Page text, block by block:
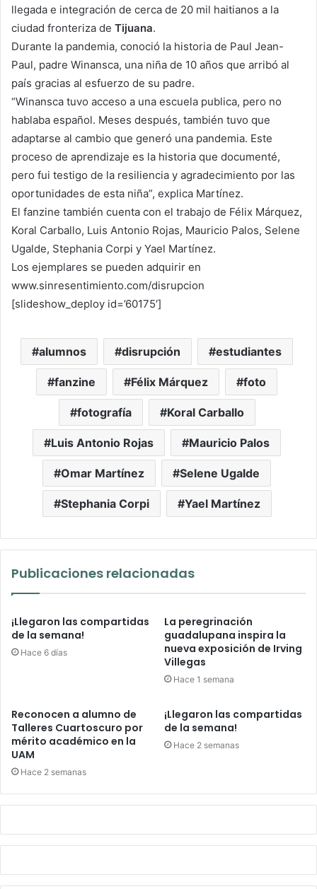
llegada e integración de cerca de 20 mil haitianos a la
ciudad fronteriza de Tijuana.
Durante la pandemia, conoció la historia de Paul Jean-
Paul, padre Winansca, una niña de 10 años que arribó al
país gracias al esfuerzo de su padre.
“Winansca tuvo acceso a una escuela publica, pero no
hablaba español. Meses después, también tuvo que
adaptarse al cambio que generó una pandemia. Este
proceso de aprendizaje es la historia que documenté,
pero fui testigo de la resiliencia y agradecimiento por las
oportunidades de esta niña”, explica Martínez.
El fanzine también cuenta con el trabajo de Félix Márquez,
Koral Carballo, Luis Antonio Rojas, Mauricio Palos, Selene
Ugalde, Stephania Corpi y Yael Martínez.
Los ejemplares se pueden adquirir en
www.sinresentimiento.com/disrupcion
[slideshow_deploy id=’60175′]
alumnos disrupción estudiantes
fanzine Félix Márquez foto
fotografía Koral Carballo
Luis Antonio Rojas Mauricio Palos
Omar Martínez Selene Ugalde
Stephania Corpi Yael Martínez
Publicaciones relacionadas
¡Llegaron las compartidas
de la semana!
Hace 6 días
La peregrinación
guadalupana inspira la
nueva exposición de Irving
Villegas
Hace 1 semana
Reconocen a alumno de
Talleres Cuartoscuro por
mérito académico en la
UAM
Hace 2 semanas
¡Llegaron las compartidas
de la semana!
Hace 2 semanas